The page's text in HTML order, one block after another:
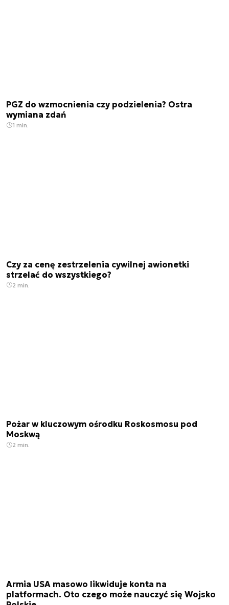
PGZ do wzmocnienia czy podzielenia? Ostra
wymiana zdań
1 min.
Czy za cenę zestrzelenia cywilnej awionetki
strzelać do wszystkiego?
2 min.
Pożar w kluczowym ośrodku Roskosmosu pod
Moskwą
2 min.
Armia USA masowo likwiduje konta na
platformach. Oto czego może nauczyć się Wojsko